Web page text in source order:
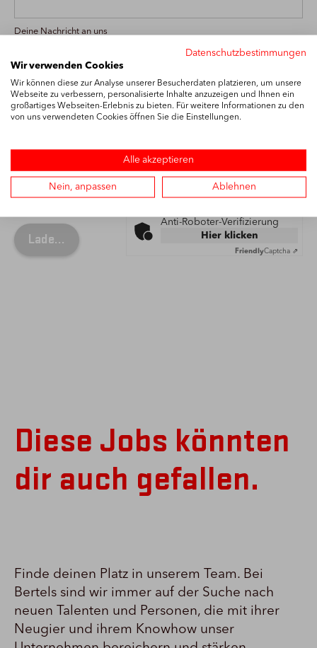
Deine Nachricht an uns
Ich stimme zu, dass meine Angaben aus dem Kontaktformular
zur Beantwortung meiner Anfrage erhoben und verarbeitet
werden. *
Mail (Kontaktdaten) widerrufen. Detaillierte Informationen zum
Umgang mit Nutzerdaten finden Sie in unserer
Pflichtfeld
Anti-Roboter-Verifizierung
Hier klicken
FriendlyCaptcha ⇗
Diese Jobs könnten
dir auch gefallen.
Finde deinen Platz in unserem Team. Bei
Bertels sind wir immer auf der Suche nach
neuen Talenten und Personen, die mit ihrer
Neugier und ihrem Knowhow unser
Datenschutzbestimmungen
Wir verwenden Cookies
Wir können diese zur Analyse unserer Besucherdaten platzieren, um unsere
Webseite zu verbessern, personalisierte Inhalte anzuzeigen und Ihnen ein
großartiges Webseiten-Erlebnis zu bieten. Für weitere Informationen zu den
von uns verwendeten Cookies öffnen Sie die Einstellungen.
Alle akzeptieren
Nein, anpassen Ablehnen